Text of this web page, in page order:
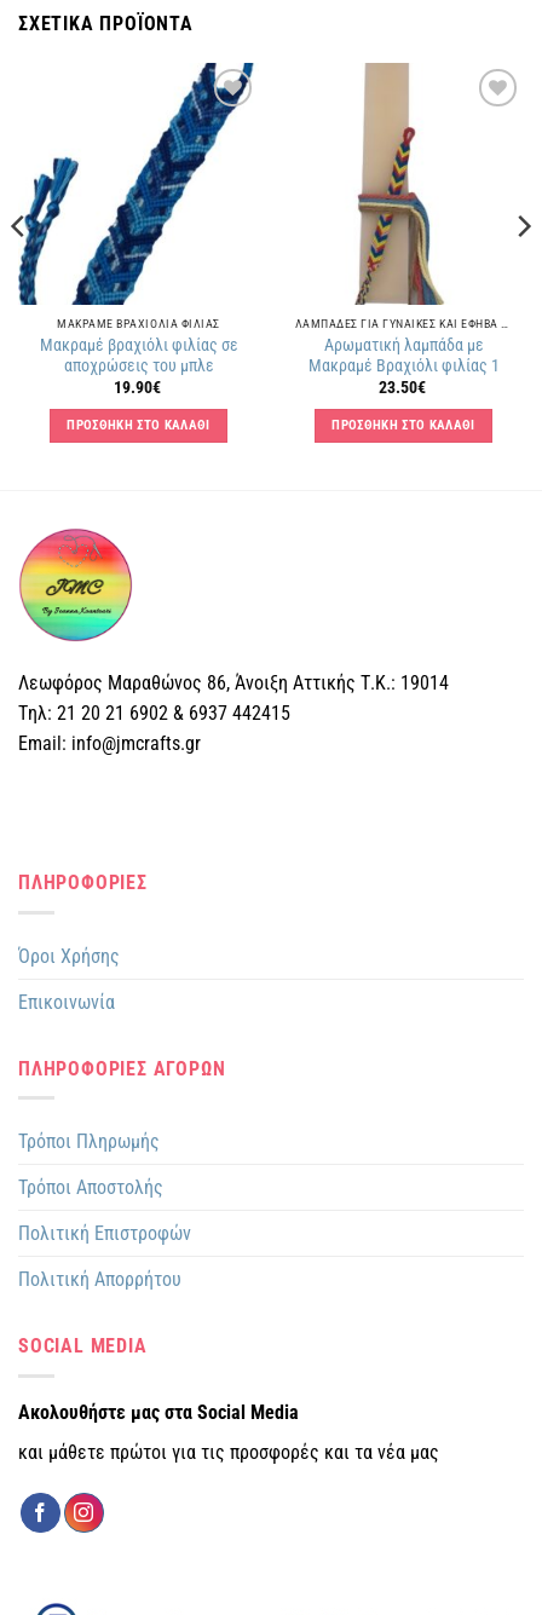
ΣΧΕΤΙΚΑ ΠΡΟΪΟΝΤΑ
Πρόσθήκη
στην
λίστα
επιθυμιών
ΜΑΚΡΑΜΕ ΒΡΑΧΙΟΛΙΑ ΦΙΛΙΑΣ
Μακραμέ βραχιόλι φιλίας σε
αποχρώσεις του μπλε
19.90€
ΠΡΟΣΘΗΚΗ ΣΤΟ ΚΑΛΑΘΙ
ΛΑΜΠΑΔΕΣ ΓΙΑ ΓΥΝΑΙΚΕΣ ΚΑΙ ΕΦΗΒΑ ΚΟΡΙΤΣΙΑ
Αρωματική λαμπάδα με
Μακραμέ Βραχιόλι φιλίας 1
23.50€
ΠΡΟΣΘΗΚΗ ΣΤΟ ΚΑΛΑΘΙ
Λεωφόρος Μαραθώνος 86, Άνοιξη Αττικής Τ.Κ.: 19014
Tηλ: 21 20 21 6902 & 6937 442415
Email: info@jmcrafts.gr
ΠΛΗΡΟΦΟΡΙΕΣ
Όροι Χρήσης
Επικοινωνία
ΠΛΗΡΟΦΟΡΙΕΣ ΑΓΟΡΩΝ
Τρόποι Πληρωμής
Τρόποι Αποστολής
Πολιτική Επιστροφών
Πολιτική Απορρήτου
SOCIAL MEDIA
Ακολουθήστε μας στα Social Media
και μάθετε πρώτοι για τις προσφορές και τα νέα μας